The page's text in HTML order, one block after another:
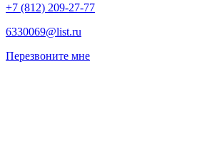
+7 (812) 209-27-77
6330069@list.ru
Перезвоните мне